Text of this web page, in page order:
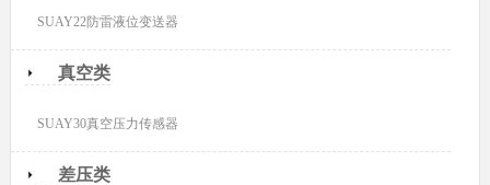
SUAY22防雷液位变送器
真空类
SUAY30真空压力传感器
差压类